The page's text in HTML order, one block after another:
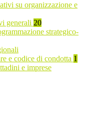
su organizzazione e
generali 20
strategico-
e codice di condotta 1
e imprese